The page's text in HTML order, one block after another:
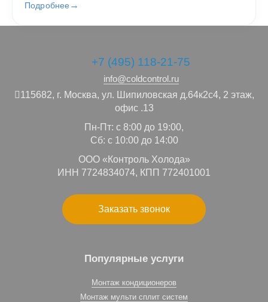
Подробнее
+7 (495) 118-21-75
info@coldcontrol.ru
115682, г. Москва, ул. Шипиловская д.64к2с4, 2 этаж,
офис .13
Пн-Пт: с 8:00 до 19:00,
Сб: с 10:00 до 14:00
ООО «Контроль Холода»
ИНН 7724834074, КПП 772401001
Заказать звонок
Популярные услуги
Монтаж кондиционеров
Монтаж мульти сплит систем